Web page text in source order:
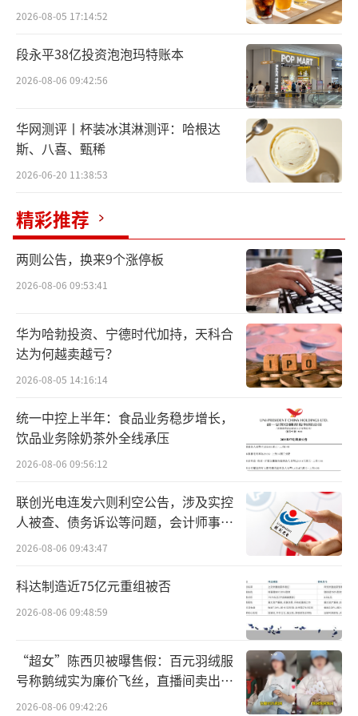
今年大火的真人芭比电影《芭比娃娃》里
也拿它当作一种生活方式的隐喻。其中有一
幕，一个丑芭比拿了一双精致的高跟鞋跟一双B
irkenstock让女主做“外形完美与舒适自
我”的选择。随着主人公芭比选择穿着一双粉
色Birkenstock结束电影，Birkenstock的销售
额也随之大幅增长。
Birkenstock的风潮实在太大，就连乔布斯
曾穿过的一双上世纪70年代的Birkenstock拖鞋
被拍出21.8万美元（约159万元）的天价。
这不，这股风潮直接吹动了Birkenstock开
启赴美IPO的步伐，于近日首次递交招股书。
“丑鞋”250岁
风靡全球，这双“丑鞋”到底是什么来
头？
Birkenstock的出现要追溯至250年前的法
兰克福郊外的小镇，创始人Johann Adam Birk
enstock是一名皇家鞋匠。不过，他并不是Birk
enstock辉煌历史的缔造者。
Birkenstock作为品牌的创业史应该是从18
96年开始。这一年，Johann Adam的曾孙 Kon
rad开发了一款波状写点和鞋床，以打造出能够
支撑和塑造足部轮廓的鞋垫以提升鞋的舒适性
和稳定性。在此之前，所有的鞋垫都是平的。
2026-08-05 17:14:52
段永平38亿投资泡泡玛特账本
2026-08-06 09:42:56
华网测评丨杯装冰淇淋测评：哈根达
斯、八喜、甄稀
2026-06-20 11:38:53
精彩推荐
两则公告，换来9个涨停板
2026-08-06 09:53:41
华为哈勃投资、宁德时代加持，天科合
达为何越卖越亏？
2026-08-05 14:16:14
统一中控上半年：食品业务稳步增长，
饮品业务除奶茶外全线承压
2026-08-06 09:56:12
联创光电连发六则利空公告，涉及实控
人被查、债务诉讼等问题，会计师事务
所曾出具“保留意见”
2026-08-06 09:43:47
科达制造近75亿元重组被否
2026-08-06 09:48:59
“超女”陈西贝被曝售假：百元羽绒服
号称鹅绒实为廉价飞丝，直播间卖出超
百万元
2026-08-06 09:42:26